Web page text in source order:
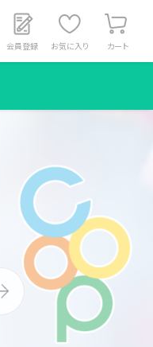
会員登録 お気に入り カート